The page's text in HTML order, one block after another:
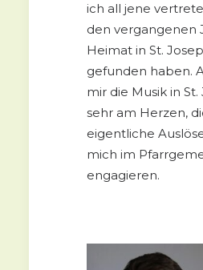
ich all jene
den vergangenen
Heimat in St.
gefunden haben.
mir die Musik in St.
sehr am Herzen,
eigentliche
mich im
engagieren.